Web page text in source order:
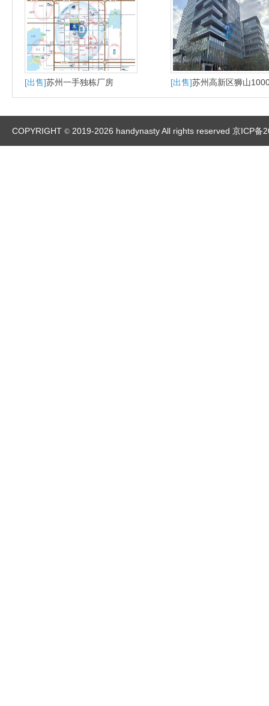
[出售]苏州一手独栋厂房 [出售]苏州高新区狮山
大平层户型适合研发办公
产
COPYRIGHT © 2019-2026 handynasty All rights reserved 京ICP备